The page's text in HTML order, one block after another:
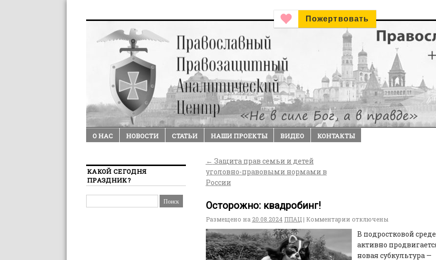
Пожертвовать
О НАС НОВОСТИ СТАТЬИ НАШИ ПРОЕКТЫ ВИДЕО КОНТАКТЫ
← Защита прав семьи и детей
уголовно-правовыми нормами в
России
Осторожно: квадробинг!
Размещено на 20.08.2024 ППАЦ | Комментарии отключены
В подростковой среде
активно
новая субкультура —
КАКОЙ СЕГОДНЯ
ПРАЗДНИК?